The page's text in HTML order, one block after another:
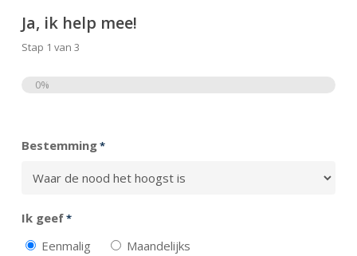
Ja, ik help mee!
Stap 1 van 3
0%
Bestemming*
Ik geef*
Eenmalig Maandelijks